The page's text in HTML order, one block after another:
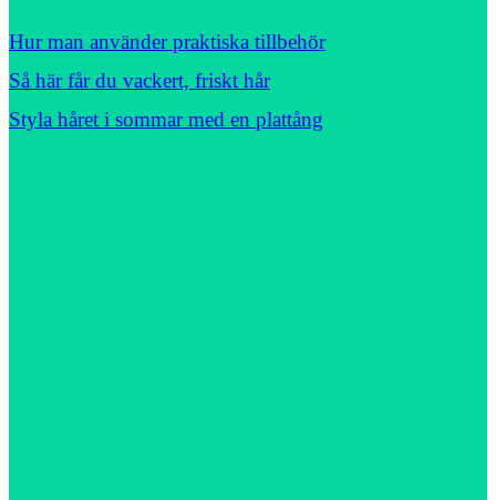
Hur man använder praktiska tillbehör
Så här får du vackert, friskt hår
Styla håret i sommar med en plattång